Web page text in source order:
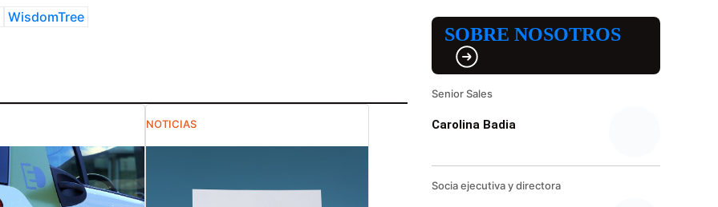
WisdomTree
NOTICIAS
SOBRE NOSOTROS
Senior Sales
Carolina Badia
Socia ejecutiva y directora